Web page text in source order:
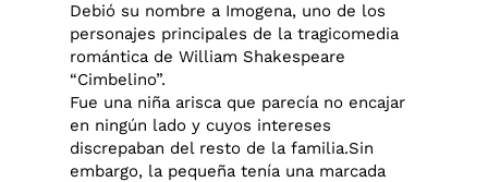
Debió su nombre a Imogena, uno de los
personajes principales de la tragicomedia
romántica de William Shakespeare
“Cimbelino”.
Fue una niña arisca que parecía no encajar
en ningún lado y cuyos intereses
discrepaban del resto de la familia.Sin
embargo, la pequeña tenía una marcada